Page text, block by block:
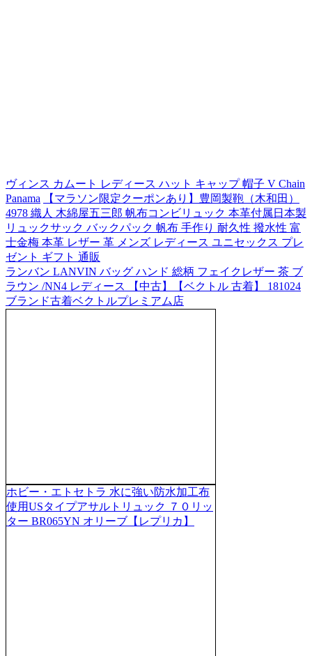
ヴィンス カムート レディース ハット キャップ 帽子 V Chain
Panama
【マラソン限定クーポンあり】豊岡製鞄（木和田）
4978 織人 木綿屋五三郎 帆布コンビリュック 本革付属日本製
リュックサック バックパック 帆布 手作り 耐久性 撥水性 富
士金梅 本革 レザー 革 メンズ レディース ユニセックス プレ
ゼント ギフト 通販
ランバン LANVIN バッグ ハンド 総柄 フェイクレザー 茶 ブ
ラウン /NN4 レディース 【中古】【ベクトル 古着】 181024
ブランド古着ベクトルプレミアム店
ホビー・エトセトラ 水に強い防水加工布
使用USタイプアサルトリュック ７０リッ
ター BR065YN オリーブ【レプリカ】